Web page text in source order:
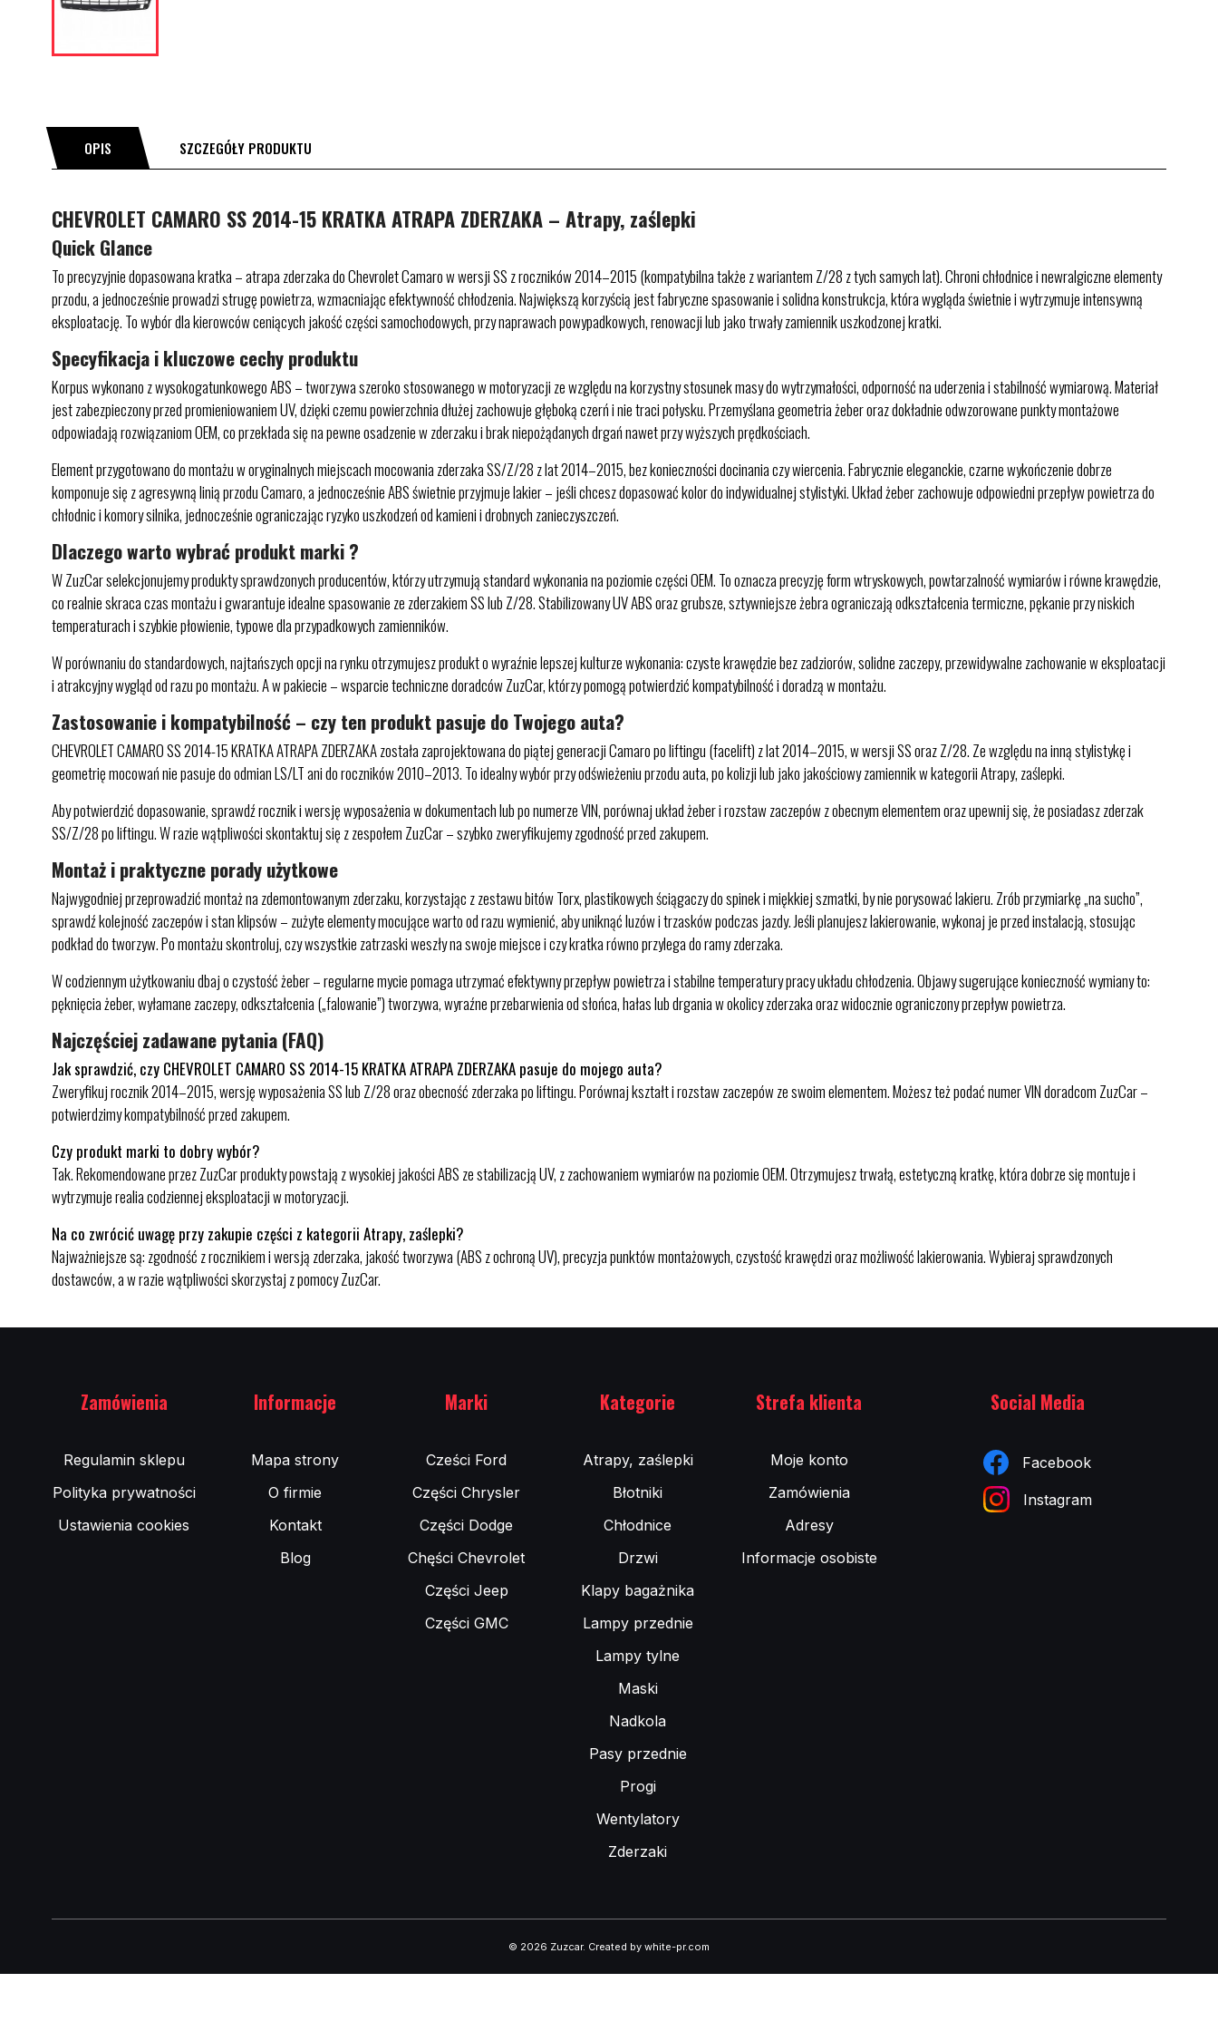
OPIS SZCZEGÓŁY PRODUKTU
CHEVROLET CAMARO SS 2014-15 KRATKA ATRAPA ZDERZAKA – Atrapy, zaślepki
Quick Glance
To precyzyjnie dopasowana kratka – atrapa zderzaka do Chevrolet Camaro w wersji SS z roczników 2014–2015 (kompatybilna także z wariantem Z/28 z tych samych lat). Chroni chłodnice i newralgiczne elementy
przodu, a jednocześnie prowadzi strugę powietrza, wzmacniając efektywność chłodzenia. Największą korzyścią jest fabryczne spasowanie i solidna konstrukcja, która wygląda świetnie i wytrzymuje intensywną
eksploatację. To wybór dla kierowców ceniących jakość części samochodowych, przy naprawach powypadkowych, renowacji lub jako trwały zamiennik uszkodzonej kratki.
Specyfikacja i kluczowe cechy produktu
Korpus wykonano z wysokogatunkowego ABS – tworzywa szeroko stosowanego w motoryzacji ze względu na korzystny stosunek masy do wytrzymałości, odporność na uderzenia i stabilność wymiarową. Materiał
jest zabezpieczony przed promieniowaniem UV, dzięki czemu powierzchnia dłużej zachowuje głęboką czerń i nie traci połysku. Przemyślana geometria żeber oraz dokładnie odwzorowane punkty montażowe
odpowiadają rozwiązaniom OEM, co przekłada się na pewne osadzenie w zderzaku i brak niepożądanych drgań nawet przy wyższych prędkościach.
Element przygotowano do montażu w oryginalnych miejscach mocowania zderzaka SS/Z/28 z lat 2014–2015, bez konieczności docinania czy wiercenia. Fabrycznie eleganckie, czarne wykończenie dobrze
komponuje się z agresywną linią przodu Camaro, a jednocześnie ABS świetnie przyjmuje lakier – jeśli chcesz dopasować kolor do indywidualnej stylistyki. Układ żeber zachowuje odpowiedni przepływ powietrza do
chłodnic i komory silnika, jednocześnie ograniczając ryzyko uszkodzeń od kamieni i drobnych zanieczyszczeń.
Dlaczego warto wybrać produkt marki ?
W ZuzCar selekcjonujemy produkty sprawdzonych producentów, którzy utrzymują standard wykonania na poziomie części OEM. To oznacza precyzję form wtryskowych, powtarzalność wymiarów i równe krawędzie,
co realnie skraca czas montażu i gwarantuje idealne spasowanie ze zderzakiem SS lub Z/28. Stabilizowany UV ABS oraz grubsze, sztywniejsze żebra ograniczają odkształcenia termiczne, pękanie przy niskich
temperaturach i szybkie płowienie, typowe dla przypadkowych zamienników.
W porównaniu do standardowych, najtańszych opcji na rynku otrzymujesz produkt o wyraźnie lepszej kulturze wykonania: czyste krawędzie bez zadziorów, solidne zaczepy, przewidywalne zachowanie w eksploatacji
i atrakcyjny wygląd od razu po montażu. A w pakiecie – wsparcie techniczne doradców ZuzCar, którzy pomogą potwierdzić kompatybilność i doradzą w montażu.
Zastosowanie i kompatybilność – czy ten produkt pasuje do Twojego auta?
CHEVROLET CAMARO SS 2014-15 KRATKA ATRAPA ZDERZAKA została zaprojektowana do piątej generacji Camaro po liftingu (facelift) z lat 2014–2015, w wersji SS oraz Z/28. Ze względu na inną stylistykę i
geometrię mocowań nie pasuje do odmian LS/LT ani do roczników 2010–2013. To idealny wybór przy odświeżeniu przodu auta, po kolizji lub jako jakościowy zamiennik w kategorii Atrapy, zaślepki.
Aby potwierdzić dopasowanie, sprawdź rocznik i wersję wyposażenia w dokumentach lub po numerze VIN, porównaj układ żeber i rozstaw zaczepów z obecnym elementem oraz upewnij się, że posiadasz zderzak
SS/Z/28 po liftingu. W razie wątpliwości skontaktuj się z zespołem ZuzCar – szybko zweryfikujemy zgodność przed zakupem.
Montaż i praktyczne porady użytkowe
Najwygodniej przeprowadzić montaż na zdemontowanym zderzaku, korzystając z zestawu bitów Torx, plastikowych ściągaczy do spinek i miękkiej szmatki, by nie porysować lakieru. Zrób przymiarkę „na sucho”,
sprawdź kolejność zaczepów i stan klipsów – zużyte elementy mocujące warto od razu wymienić, aby uniknąć luzów i trzasków podczas jazdy. Jeśli planujesz lakierowanie, wykonaj je przed instalacją, stosując
podkład do tworzyw. Po montażu skontroluj, czy wszystkie zatrzaski weszły na swoje miejsce i czy kratka równo przylega do ramy zderzaka.
W codziennym użytkowaniu dbaj o czystość żeber – regularne mycie pomaga utrzymać efektywny przepływ powietrza i stabilne temperatury pracy układu chłodzenia. Objawy sugerujące konieczność wymiany to:
pęknięcia żeber, wyłamane zaczepy, odkształcenia („falowanie”) tworzywa, wyraźne przebarwienia od słońca, hałas lub drgania w okolicy zderzaka oraz widocznie ograniczony przepływ powietrza.
Najczęściej zadawane pytania (FAQ)
Jak sprawdzić, czy CHEVROLET CAMARO SS 2014-15 KRATKA ATRAPA ZDERZAKA pasuje do mojego auta?
Zweryfikuj rocznik 2014–2015, wersję wyposażenia SS lub Z/28 oraz obecność zderzaka po liftingu. Porównaj kształt i rozstaw zaczepów ze swoim elementem. Możesz też podać numer VIN doradcom ZuzCar –
potwierdzimy kompatybilność przed zakupem.
Czy produkt marki to dobry wybór?
Tak. Rekomendowane przez ZuzCar produkty powstają z wysokiej jakości ABS ze stabilizacją UV, z zachowaniem wymiarów na poziomie OEM. Otrzymujesz trwałą, estetyczną kratkę, która dobrze się montuje i
wytrzymuje realia codziennej eksploatacji w motoryzacji.
Na co zwrócić uwagę przy zakupie części z kategorii Atrapy, zaślepki?
Najważniejsze są: zgodność z rocznikiem i wersją zderzaka, jakość tworzywa (ABS z ochroną UV), precyzja punktów montażowych, czystość krawędzi oraz możliwość lakierowania. Wybieraj sprawdzonych
dostawców, a w razie wątpliwości skorzystaj z pomocy ZuzCar.
Zamówienia
Regulamin sklepu
Polityka prywatności
Ustawienia cookies
Informacje
Mapa strony
O firmie
Kontakt
Blog
Marki
Cześci Ford
Części Chrysler
Części Dodge
Chęści Chevrolet
Części Jeep
Części GMC
Kategorie
Atrapy, zaślepki
Błotniki
Chłodnice
Drzwi
Klapy bagażnika
Lampy przednie
Lampy tylne
Maski
Nadkola
Pasy przednie
Progi
Wentylatory
Zderzaki
Strefa klienta
Moje konto
Zamówienia
Adresy
Informacje osobiste
Social Media
Facebook
Instagram
© 2026 Zuzcar. Created by white-pr.com